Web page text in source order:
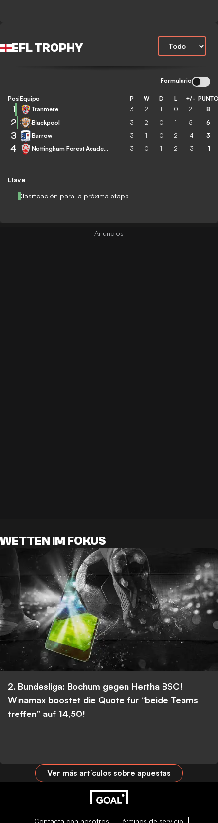
EFL TROPHY
Formulario
Llave
Clasificación para la próxima etapa
Posición
Equipo P W D L +/-
1 Tranmere 3 2 1 0 2 8
2 Blackpool 3 2 0 1 5 6
3 Barrow 3 1 0 2 -4 3
4 Nottingham Forest Academy 3 0 1 2 -3 1
WETTEN IM FOKUS
2. Bundesliga: Bochum gegen Hertha BSC!
Winamax boostet die Quote für “beide Teams
treffen” auf 14,50!
Ver más artículos sobre apuestas
Contacta con nosotros Términos de servicio